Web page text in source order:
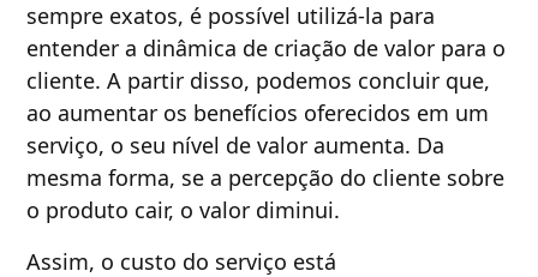
sempre exatos, é possível utilizá-la para
entender a dinâmica de criação de valor para o
cliente. A partir disso, podemos concluir que,
ao aumentar os benefícios oferecidos em um
serviço, o seu nível de valor aumenta. Da
mesma forma, se a percepção do cliente sobre
o produto cair, o valor diminui.
Assim, o custo do serviço está